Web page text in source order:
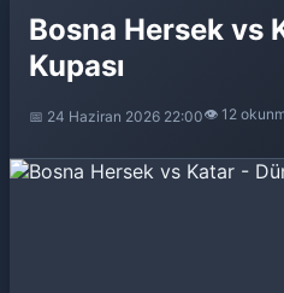
Bosna Hersek vs
Kupası
📅 24 Haziran 2026 22:00👁️ 12